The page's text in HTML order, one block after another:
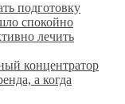
подготовку
спокойно
лечить
концентратор
а когда